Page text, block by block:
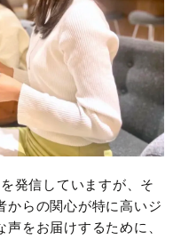
発信していますが、そ
からの関心が特に高いジ
をお届けするために、